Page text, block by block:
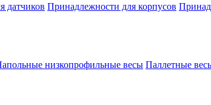
датчиков Принадлежности для корпусов
низкопрофильные весы Паллетные